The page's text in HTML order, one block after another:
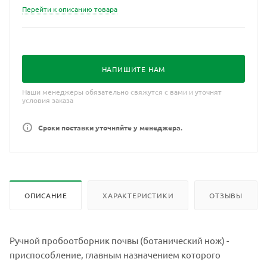
Перейти к описанию товара
НАПИШИТЕ НАМ
Наши менеджеры обязательно свяжутся с вами и уточнят
условия заказа
Сроки поставки уточняйте у менеджера.
ОПИСАНИЕ ХАРАКТЕРИСТИКИ ОТЗЫВЫ
Ручной пробоотборник почвы (ботанический нож) -
приспособление, главным назначением которого